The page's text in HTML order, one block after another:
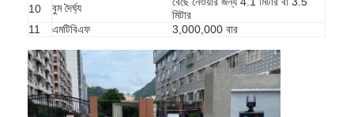
10
বুম দৈর্ঘ্য
মিটার
11
এমটিবিএফ 3,000,000 বার